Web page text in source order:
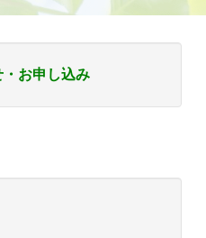
お申し込み